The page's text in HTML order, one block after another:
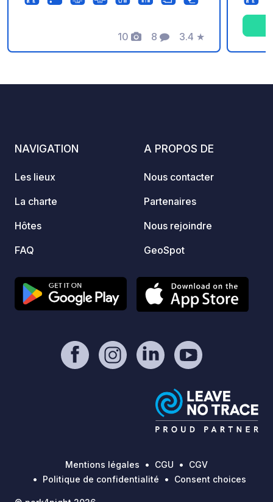
vous pouvez utiliser les installations,
chauffée et le restaurant confortable.
10
Photos
8
Commentaires
3.4
Note
★
ville
NAVIGATION
Les lieux
La charte
Hôtes
FAQ
A PROPOS DE
Nous contacter
Partenaires
Nous rejoindre
GeoSpot
Mentions légales CGU
CGV
Politique de confidentialité
Consent choices